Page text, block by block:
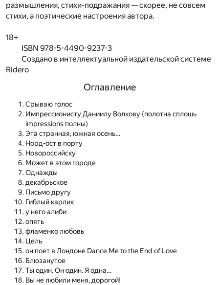
размышления, стихи-подражания — скорее, не совсем
стихи, а поэтические настроения автора.
18+
ISBN 978-5-4490-9237-3
Создано в интеллектуальной издательской системе
Ridero
Оглавление
Срываю голос
Импрессионисту Даниилу Волкову (полотна сплошь
impressions полны)
Эта странная, южная осень…
Норд-ост в порту
Новороссийску
Может в этом городе
Однажды
декабрьское
Письмо другу
Гиблый карлик
у него алиби
опять
фламенко любовь
Цель
он поет в Лондоне Dance Me to the End of Love
Блюзанутое
Ты один. Он один. Я одна…
Вы не любили меня, дорогой!